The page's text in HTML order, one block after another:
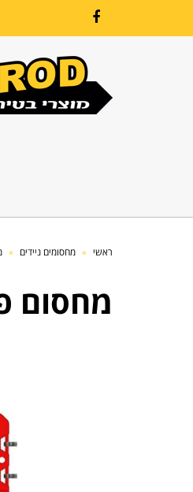
ראשי » מחסומים ניידים »
מחסום